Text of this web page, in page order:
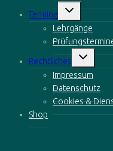
Termine
Untermenü
Lehrgänge
Rechtliches
Untermenü
Impressum
Datenschutz
Cookies &
Shop